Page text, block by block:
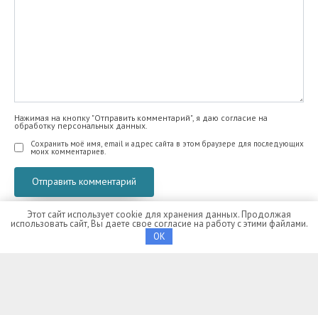
Нажимая на кнопку "Отправить комментарий", я даю согласие на
обработку персональных данных.
Сохранить моё имя, email и адрес сайта в этом браузере для последующих
моих комментариев.
Этот сайт использует cookie для хранения данных. Продолжая
использовать сайт, Вы даете свое согласие на работу с этими файлами.
OK